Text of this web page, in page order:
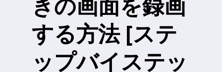
する方法 [ステ
ップバイステッ